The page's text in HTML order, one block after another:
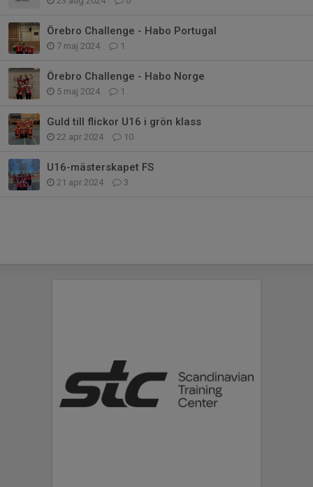
Örebro Challenge - Habo Portugal
7 maj 2024 1
Örebro Challenge - Habo Norge
5 maj 2024 1
Guld till flickor U16 i grön klass
22 apr 2024 10
U16-mästerskapet FS
21 apr 2024 3